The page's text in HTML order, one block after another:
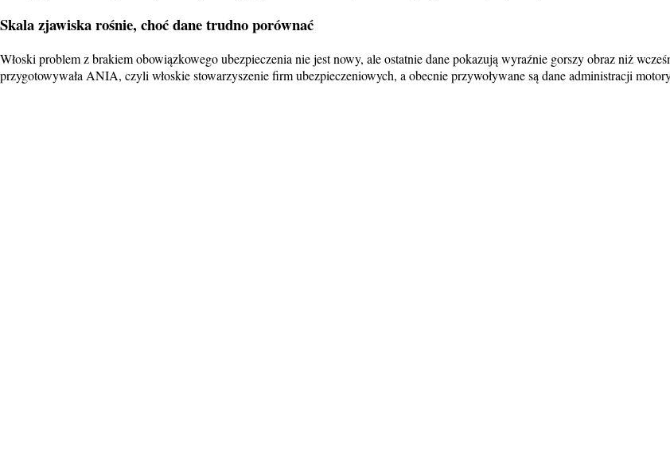
Skala zjawiska rośnie, choć dane trudno porównać
Włoski problem z brakiem obowiązkowego ubezpieczenia nie jest nowy, ale ostatnie dane pokazują wyraźnie gorszy obraz niż
przygotowywała ANIA, czyli włoskie stowarzyszenie firm ubezpieczeniowych, a obecnie przywoływane są dane administracji